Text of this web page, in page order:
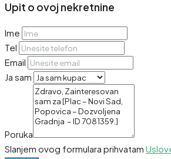
Upit o ovoj nekretnine
Ime
Tel
Email
Ja sam
Poruka
Slanjem ovog formulara prihvatam